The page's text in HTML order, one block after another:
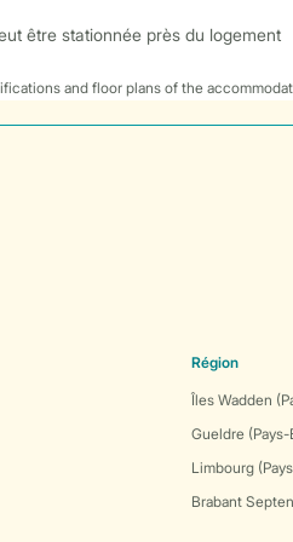
être stationnée près du logement
and floor plans of the
Région
Îles Wadden
Gueldre (Pays-
Limbourg
Brabant